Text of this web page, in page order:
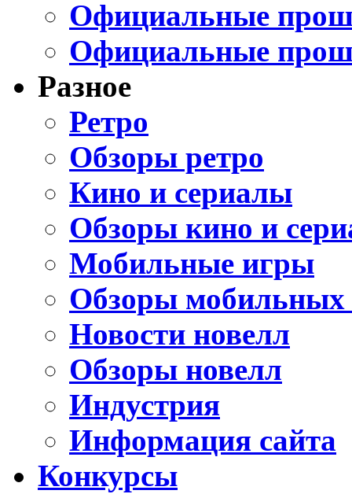
Официальные
Официальные
Разное
Ретро
Обзоры ретро
Кино и сериалы
Обзоры кино и
Мобильные игры
Обзоры мобильных
Новости новелл
Обзоры новелл
Индустрия
Информация сайта
Конкурсы